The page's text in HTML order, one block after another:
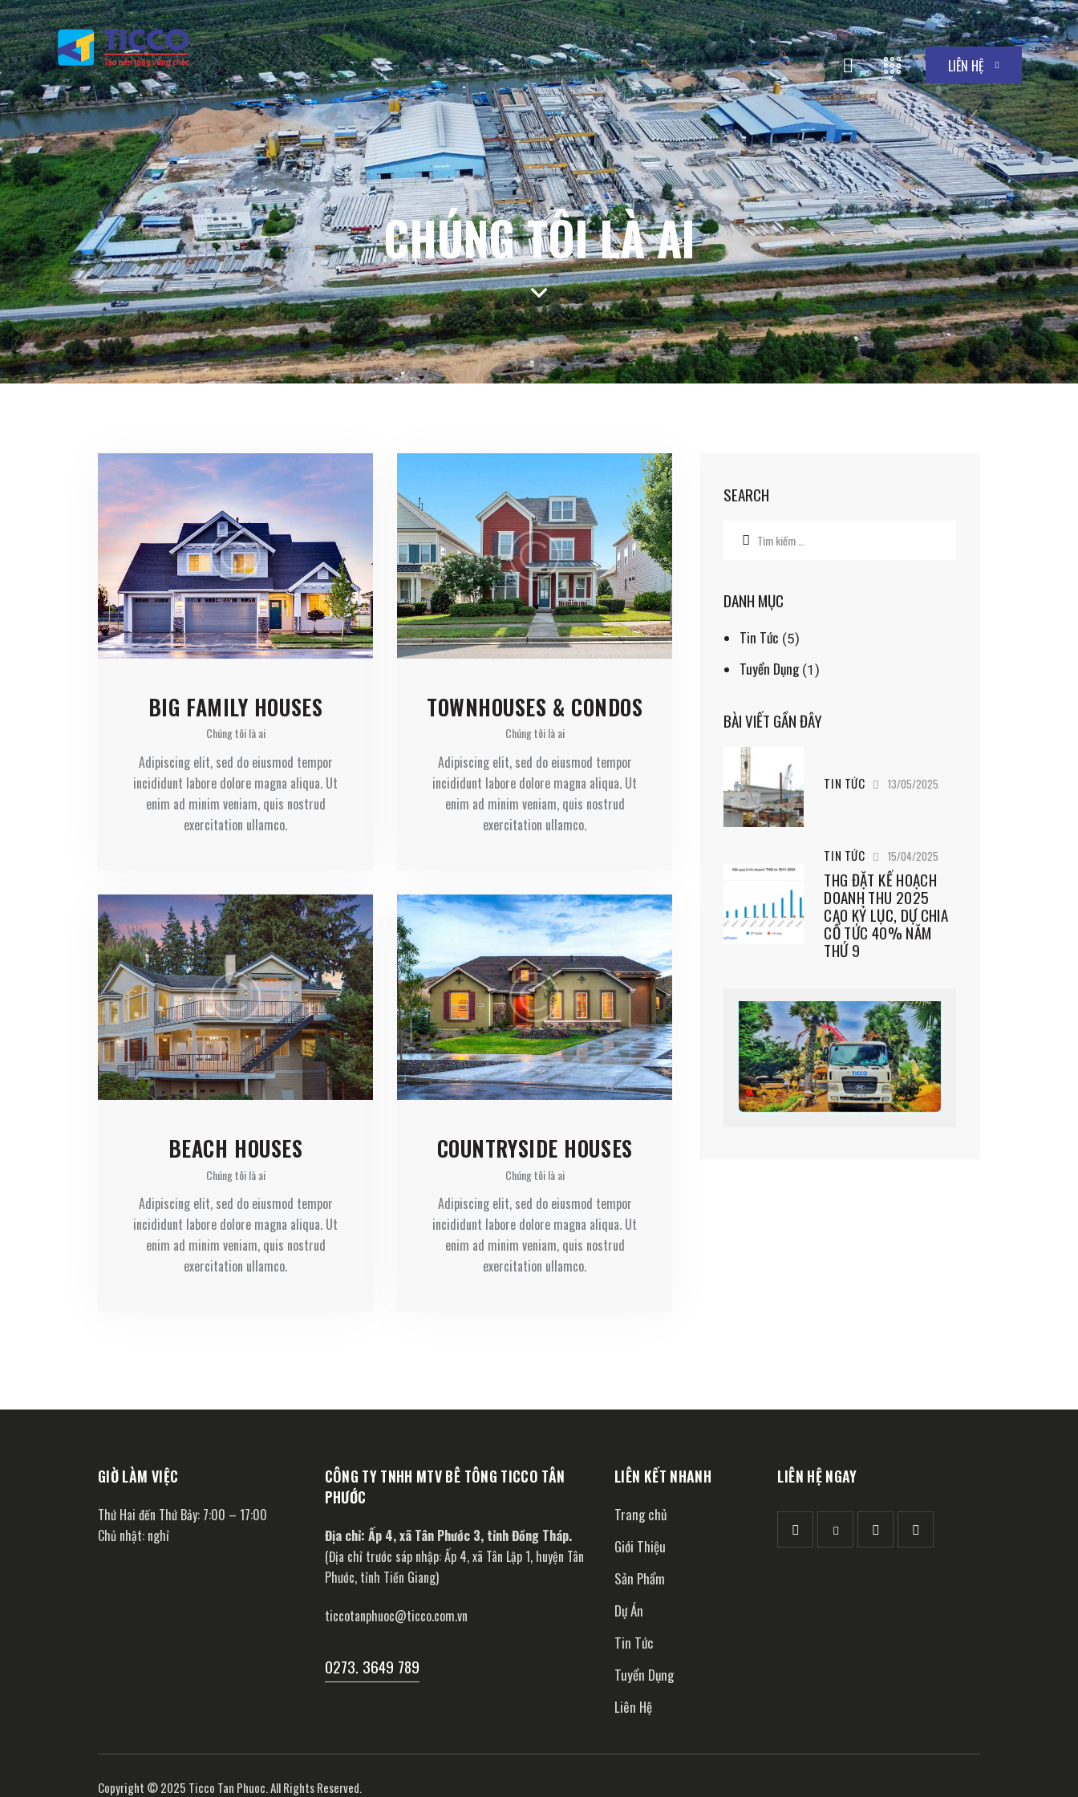
LIÊN HỆ
CHÚNG TÔI LÀ AI
BIG FAMILY HOUSES
Chúng tôi là ai
Adipiscing elit, sed do eiusmod tempor
incididunt labore dolore magna aliqua. Ut
enim ad minim veniam, quis nostrud
exercitation ullamco.
TOWNHOUSES & CONDOS
Chúng tôi là ai
Adipiscing elit, sed do eiusmod tempor
incididunt labore dolore magna aliqua. Ut
enim ad minim veniam, quis nostrud
exercitation ullamco.
BEACH HOUSES
Chúng tôi là ai
Adipiscing elit, sed do eiusmod tempor
incididunt labore dolore magna aliqua. Ut
enim ad minim veniam, quis nostrud
exercitation ullamco.
COUNTRYSIDE HOUSES
Chúng tôi là ai
Adipiscing elit, sed do eiusmod tempor
incididunt labore dolore magna aliqua. Ut
enim ad minim veniam, quis nostrud
exercitation ullamco.
SEARCH
DANH MỤC
Tin Tức (5)
Tuyển Dụng(1)
BÀI VIẾT GẦN ĐÂY
TIN TỨC 13/05/2025
TIN TỨC 15/04/2025
THG ĐẶT KẾ HOẠCH
DOANH THU 2025
CAO KỶ LỤC, DỰ CHIA
CỔ TỨC 40% NĂM
THỨ 9
GIỜ LÀM VIỆC
Thứ Hai đến Thứ Bảy: 7:00 – 17:00
Chủ nhật: nghỉ
CÔNG TY TNHH MTV BÊ TÔNG TICCO TÂN
PHƯỚC
Địa chỉ: Ấp 4, xã Tân Phước 3, tỉnh Đồng Tháp.
(Địa chỉ trước sáp nhập: Ấp 4, xã Tân Lập 1, huyện Tân
Phước, tỉnh Tiền Giang)
ticcotanphuoc@ticco.com.vn
0273. 3649 789
LIÊN KẾT NHANH
Trang chủ
Giới Thiệu
Sản Phẩm
Dự Án
Tin Tức
Tuyển Dụng
Liên Hệ
LIÊN HỆ NGAY
Copyright © 2025 Ticco Tan Phuoc. All Rights Reserved.